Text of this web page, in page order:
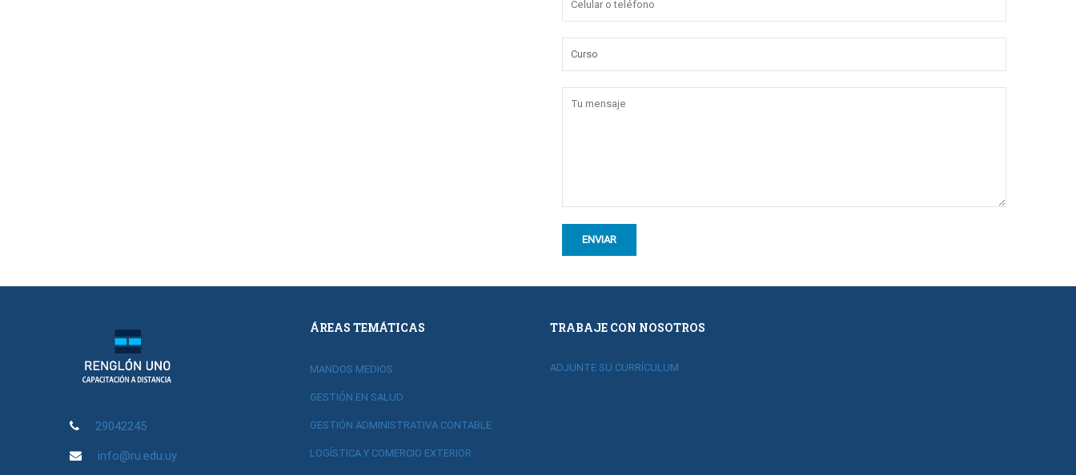
29042245
info@ru.edu.uy
ÁREAS TEMÁTICAS
MANDOS MEDIOS
GESTIÓN EN SALUD
GESTIÓN ADMINISTRATIVA CONTABLE
LOGÍSTICA Y COMERCIO EXTERIOR
TRABAJE CON NOSOTROS
ADJUNTE SU CURRÍCULUM